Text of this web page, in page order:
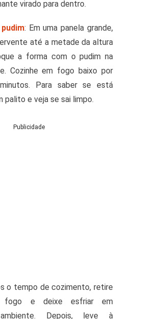
virado para dentro.
: Em uma panela grande,
até a metade da altura
a forma com o pudim na
Cozinhe em fogo baixo por
Para saber se está
palito e veja se sai limpo.
Publicidade
o tempo de cozimento, retire
e deixe esfriar em
Depois, leve à